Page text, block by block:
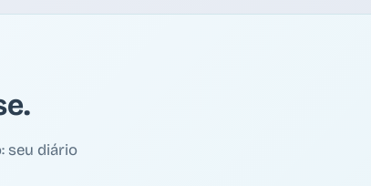
seu diário